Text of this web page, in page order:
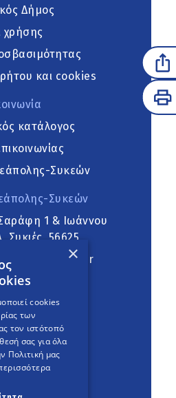
Δήμος
χρήσης
και cookies
κατάλογος
Συκεών
Συκεών
1 & Ιωάννου
Συκιές, 56625
Version
project
×
cookies
των
τον ιστότοπό
σας για όλα
Πολιτική μας